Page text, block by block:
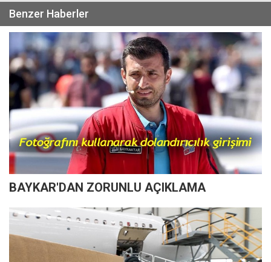
Benzer Haberler
BAYKAR'DAN ZORUNLU AÇIKLAMA